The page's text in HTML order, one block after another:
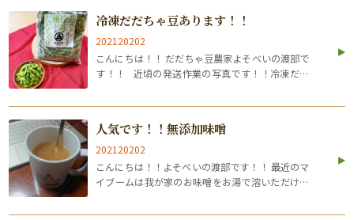
ね。明日から4月です。 ここ「よそべ…
冷凍だだちゃ豆あります！！
202120202
こんにちは！！ だだちゃ豆農家よそべいの渡部で
す！！ 近頃の発送作業の写真です！！冷凍だだ
だだちゃ豆ってなに？？2 そんな美味しすぎるだ
人気です！！無添加味噌
202120202
こんにちは！！よそべいの渡部です！！ 最近のマ
イブームは我が家のお味噌をお湯で溶いただけの
るんですが、結構おいしくてビックリしてます。